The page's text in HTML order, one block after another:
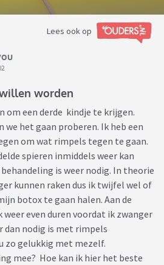
Lees ook op
worden
om een derde kindje te krijgen.
we het gaan proberen. Ik heb een
om wat rimpels tegen te gaan.
spieren inmiddels weer kan
is weer nodig. In theorie
kunnen raken dus ik twijfel wel of
botox te gaan halen. Aan de
even duren voordat ik zwanger
dan nodig is met rimpels
zo gelukkig met mezelf.
mee? Hoe kan ik hier het beste